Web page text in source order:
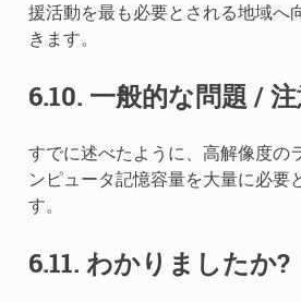
援活動を最も必要とされる地域へ
きます。
6.10. 一般的な問題 /
すでに述べたように、高解像度の
ンピュータ記憶容量を大量に必要
す。
6.11. わかりましたか?